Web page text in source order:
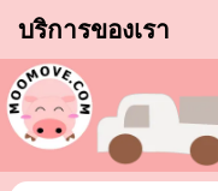
บริการของเรา